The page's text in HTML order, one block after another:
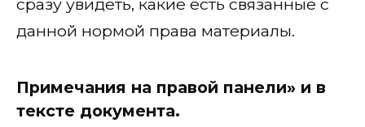
сразу увидеть, какие есть связанные с
данной нормой права материалы.
Примечания на правой панели» и в
тексте документа.